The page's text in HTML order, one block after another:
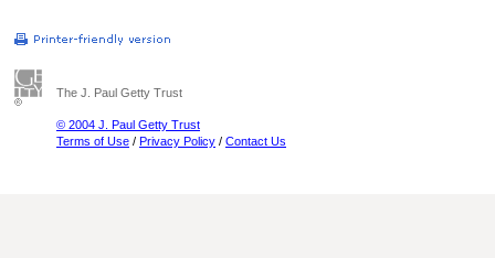
The J. Paul Getty Trust
© 2004 J. Paul Getty Trust
Terms of Use / Privacy Policy / Contact Us